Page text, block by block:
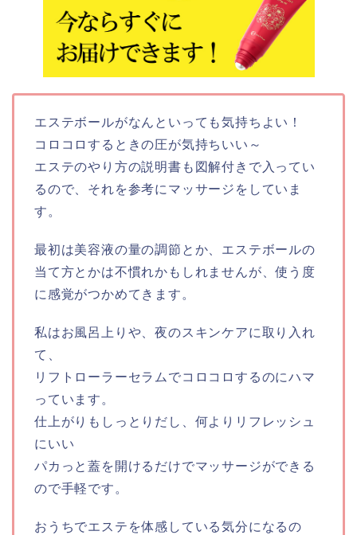
エステボールがなんといっても気持ちよい！
コロコロするときの圧が気持ちいい～
エステのやり方の説明書も図解付きで入ってい
るので、それを参考にマッサージをしていま
す。
最初は美容液の量の調節とか、エステボールの
当て方とかは不慣れかもしれませんが、使う度
に感覚がつかめてきます。
私はお風呂上りや、夜のスキンケアに取り入れ
て、
リフトローラーセラムでコロコロするのにハマ
っています。
仕上がりもしっとりだし、何よりリフレッシュ
にいい
パカっと蓋を開けるだけでマッサージができる
ので手軽です。
おうちでエステを体感している気分になるの